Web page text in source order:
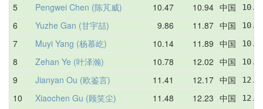
5 Pengwei Chen (陈芃威) 10.47 10.94 中国
6 Yuzhe Gan (甘宇喆) 9.86 11.87 中国
7 Muyi Yang (杨慕屹) 10.14 11.89 中国
8 Zehan Ye (叶泽瀚) 10.78 12.02 中国
9 Jianyan Ou (欧鉴言) 11.41 12.17 中国
10 Xiaochen Gu (顾笑尘) 11.48 12.23 中国